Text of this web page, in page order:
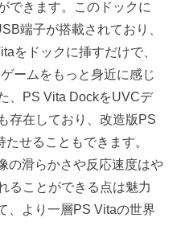
できます。このドックに
端子が搭載されており、
をドックに挿すだけで、
ームをもっと身近に感じ
、PS Vita DockをUVCデ
存在しており、改造版PS
せることもできます。
の滑らかさや反応速度はや
ることができる点は魅力
、より一層PS Vitaの世界